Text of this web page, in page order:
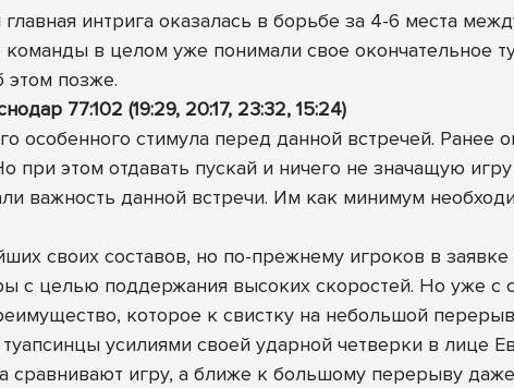
интрига оказалась в борьбе за 4-6 места
в целом уже понимали свое окончательное
этом позже.
77:102 (19:29, 20:17, 23:32, 15:24)
особенного стимула перед данной встречей. Ранее
при этом отдавать пускай и ничего не значащую
важность данной встречи. Им как минимум
своих составов, но по-прежнему игроков в
с целью поддержания высоких скоростей. Но уже с
которое к свистку на небольшой
усилиями своей ударной четверки в лице
сравнивают игру, а ближе к большому перерыву